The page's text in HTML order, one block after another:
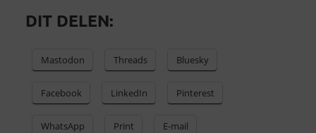
DIT DELEN:
Mastodon Threads Bluesky
Facebook LinkedIn Pinterest
WhatsApp Print E-mail